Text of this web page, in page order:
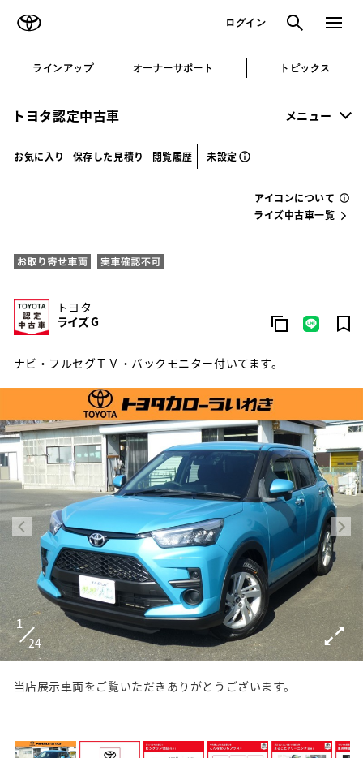
ログイン 検索 メニュ
ラインアップ オーナーサポート トピックス
トヨタ認定中古車 メニュー
お気に入り 保存した見積り 閲覧履歴 未設定
アイコンについて
ライズ中古車一覧
トヨタ
ライズ G
ナビ・フルセグＴＶ・バックモニター付いてます。
1
24
当店展示車両をご覧いただきありがとうございます。